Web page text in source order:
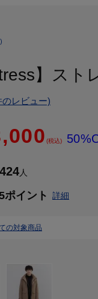
】ス
のレビュー)
(税込)
424人
ポイント 詳細
の対象商品